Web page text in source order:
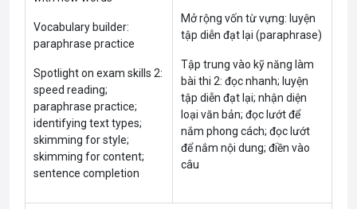
Vocabulary builder:
paraphrase practice
Spotlight on exam skills 2:
speed reading;
paraphrase practice;
identifying text types;
skimming for style;
skimming for content;
sentence completion
Mở rộng vốn từ vựng: luyện
tập diễn đạt lại (paraphrase)
Tập trung vào kỹ năng làm
bài thi 2: đọc nhanh; luyện
tập diễn đạt lại; nhận diện
loại văn bản; đọc lướt để
nắm phong cách; đọc lướt
để nắm nội dung; điền vào
câu